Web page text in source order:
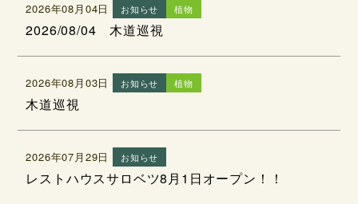
2026年08月04日 お知らせ 植物
2026/08/04 木道巡視
2026年08月03日 お知らせ 植物
木道巡視
2026年07月29日 お知らせ
レストハウスサロベツ8月1日オープン！！